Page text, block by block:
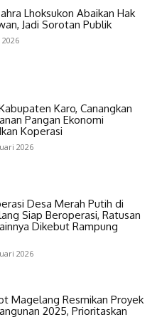
Lhoksukon Abaikan Hak
Jadi Sorotan Publik
Karo, Canangkan
Pangan Ekonomi
Koperasi
2026
Desa Merah Putih di
Siap Beroperasi, Ratusan
Dikebut Rampung
2026
Magelang Resmikan Proyek
2025, Prioritaskan